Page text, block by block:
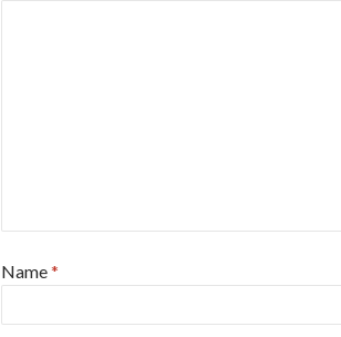
Name*